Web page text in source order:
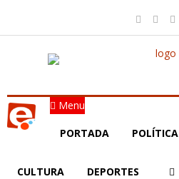
Menu
PORTADA POLÍTICA
CULTURA DEPORTES